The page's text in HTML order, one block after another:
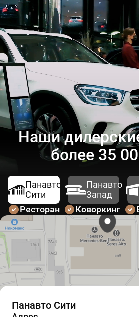
Наши
более 35
Панавто
Сити
Панавто
Запад
Ресторан
Коворкинг
Панавто Сити